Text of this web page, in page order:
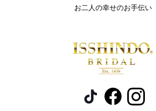
お二人の幸せのお手伝い